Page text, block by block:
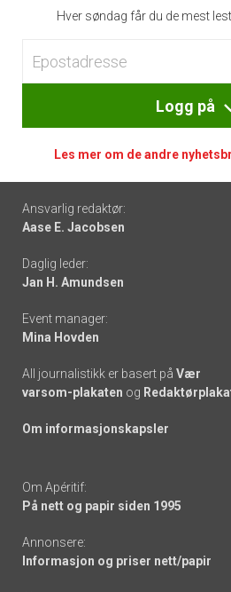
Hver søndag får du de mest
Logg på
Les mer om de andre
Footer
-
links
Ansvarlig redaktør:
Aase E. Jacobsen
Daglig leder:
Jan H. Amundsen
Event manager:
Mina Hovden
All journalistikk er basert på Vær
varsom-plakaten og
Om informasjonskapsler
Om Apéritif:
På nett og papir siden 1995
Annonsere:
Informasjon og priser nett/papir